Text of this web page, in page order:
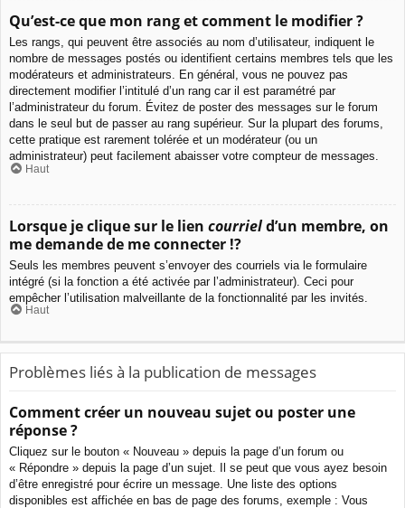
Qu’est-ce que mon rang et comment le modifier ?
Les rangs, qui peuvent être associés au nom d’utilisateur, indiquent le
nombre de messages postés ou identifient certains membres tels que les
modérateurs et administrateurs. En général, vous ne pouvez pas
directement modifier l’intitulé d’un rang car il est paramétré par
l’administrateur du forum. Évitez de poster des messages sur le forum
dans le seul but de passer au rang supérieur. Sur la plupart des forums,
cette pratique est rarement tolérée et un modérateur (ou un
administrateur) peut facilement abaisser votre compteur de messages.
Haut
Lorsque je clique sur le lien courrield’un membre, on
me demande de me connecter !?
Seuls les membres peuvent s’envoyer des courriels via le formulaire
intégré (si la fonction a été activée par l’administrateur). Ceci pour
empêcher l’utilisation malveillante de la fonctionnalité par les invités.
Haut
Problèmes liés à la publication de messages
Comment créer un nouveau sujet ou poster une
réponse ?
Cliquez sur le bouton « Nouveau » depuis la page d’un forum ou
« Répondre » depuis la page d’un sujet. Il se peut que vous ayez besoin
d’être enregistré pour écrire un message. Une liste des options
disponibles est affichée en bas de page des forums, exemple : Vous